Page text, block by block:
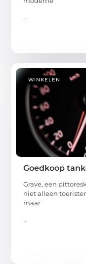
...
WINKELEN
Goedkoop
Grave, een
niet alleen
maar
...